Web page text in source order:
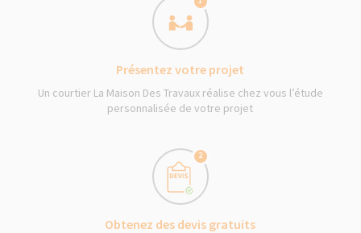
Présentez votre projet
Un courtier La Maison Des Travaux réalise chez vous l’étude
personnalisée de votre projet
2
Obtenez des devis gratuits